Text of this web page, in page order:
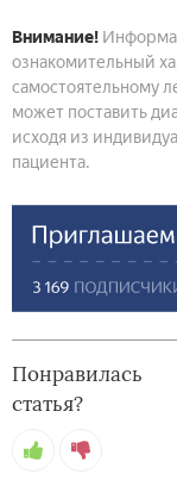
Внимание!
ознакомительный
самостоятельному
может поставить
исходя из
пациента.
Понравилась
статья?